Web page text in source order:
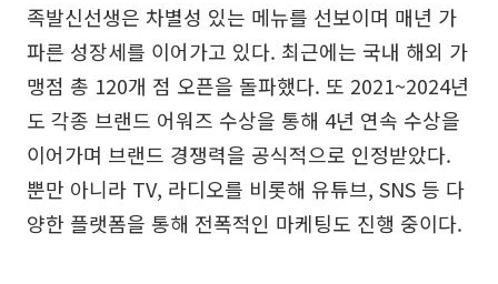
족발신선생은 차별성 있는 메뉴를 선보이며 매년 가
파른 성장세를 이어가고 있다. 최근에는 국내 해외 가
맹점 총 120개 점 오픈을 돌파했다. 또 2021~2024년
도 각종 브랜드 어워즈 수상을 통해 4년 연속 수상을
이어가며 브랜드 경쟁력을 공식적으로 인정받았다.
뿐만 아니라 TV, 라디오를 비롯해 유튜브, SNS 등 다
양한 플랫폼을 통해 전폭적인 마케팅도 진행 중이다.